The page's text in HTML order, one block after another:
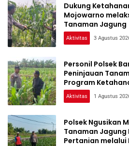
Dukung
Mojowarno
Tanaman Jagung
Aktivitas 3 Agustus
Personil Polsek
Peninjauan
Program
Aktivitas 1 Agustus
Polsek Ngusikan
Tanaman Jagung
Pertanian melalui